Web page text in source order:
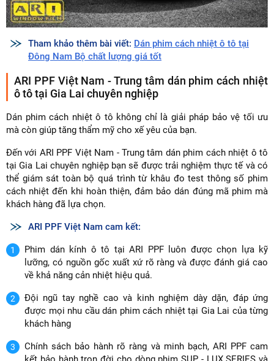
Tham khảo thêm bài viết: Dán phim cách nhiệt ô tô tại
Đông Nam Bộ chất lượng giá tốt
ARI PPF Việt Nam - Trung tâm dán phim cách nhiệt
ô tô tại Gia Lai chuyên nghiệp
Dán phim cách nhiệt ô tô không chỉ là giải pháp bảo vệ tối ưu
mà còn giúp tăng thẩm mỹ cho xế yêu của bạn.
Đến với ARI PPF Việt Nam - Trung tâm dán phim cách nhiệt ô tô
tại Gia Lai chuyên nghiệp bạn sẽ được trải nghiệm thực tế và có
thể giám sát toàn bộ quá trình từ khâu đo test thông số phim
cách nhiệt đến khi hoàn thiện, đảm bảo dán đúng mã phim mà
khách hàng đã lựa chọn.
ARI PPF Việt Nam cam kết:
Phim dán kính ô tô tại ARI PPF luôn được chọn lựa kỹ
lưỡng, có nguồn gốc xuất xứ rõ ràng và được đánh giá cao
về khả năng cản nhiệt hiệu quả.
Đội ngũ tay nghề cao và kinh nghiệm dày dặn, đáp ứng
được mọi nhu cầu dán phim cách nhiệt tại Gia Lai của từng
khách hàng
Chính sách bảo hành rõ ràng và minh bạch, ARI PPF cam